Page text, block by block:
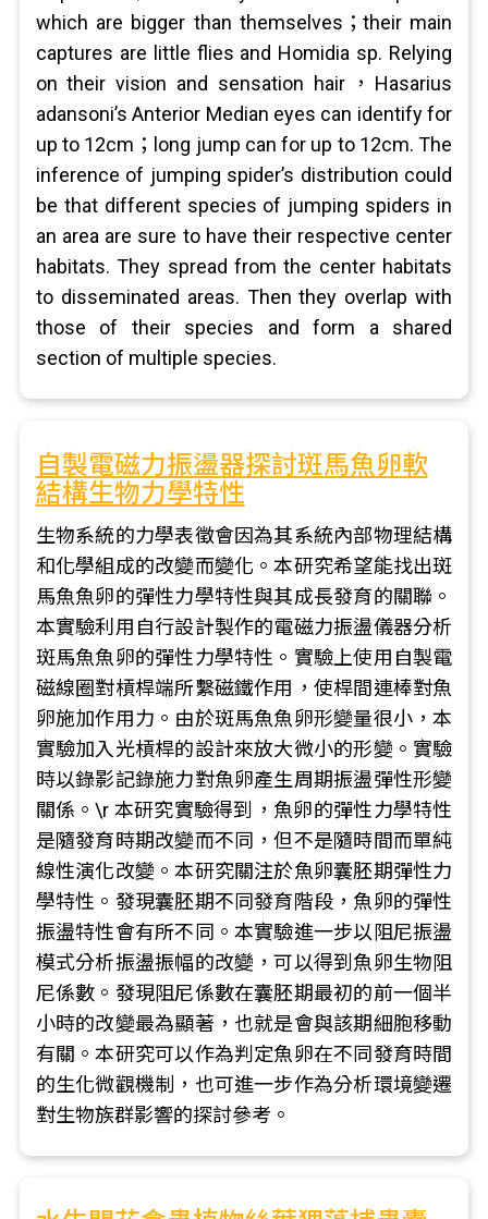
which are bigger than themselves；their main
captures are little flies and Homidia sp. Relying
on their vision and sensation hair，Hasarius
adansoni’s Anterior Median eyes can identify for
up to 12cm；long jump can for up to 12cm. The
inference of jumping spider’s distribution could
be that different species of jumping spiders in
an area are sure to have their respective center
habitats. They spread from the center habitats
to disseminated areas. Then they overlap with
those of their species and form a shared
section of multiple species.
自製電磁力振盪器探討斑馬魚卵軟
結構生物力學特性
生物系統的力學表徵會因為其系統內部物理結構
和化學組成的改變而變化。本研究希望能找出斑
馬魚魚卵的彈性力學特性與其成長發育的關聯。
本實驗利用自行設計製作的電磁力振盪儀器分析
斑馬魚魚卵的彈性力學特性。實驗上使用自製電
磁線圈對槓桿端所繫磁鐵作用，使桿間連棒對魚
卵施加作用力。由於斑馬魚魚卵形變量很小，本
實驗加入光槓桿的設計來放大微小的形變。實驗
時以錄影記錄施力對魚卵產生周期振盪彈性形變
關係。\r 本研究實驗得到，魚卵的彈性力學特性
是隨發育時期改變而不同，但不是隨時間而單純
線性演化改變。本研究關注於魚卵囊胚期彈性力
學特性。發現囊胚期不同發育階段，魚卵的彈性
振盪特性會有所不同。本實驗進一步以阻尼振盪
模式分析振盪振幅的改變，可以得到魚卵生物阻
尼係數。發現阻尼係數在囊胚期最初的前一個半
小時的改變最為顯著，也就是會與該期細胞移動
有關。本研究可以作為判定魚卵在不同發育時間
的生化微觀機制，也可進一步作為分析環境變遷
對生物族群影響的探討參考。